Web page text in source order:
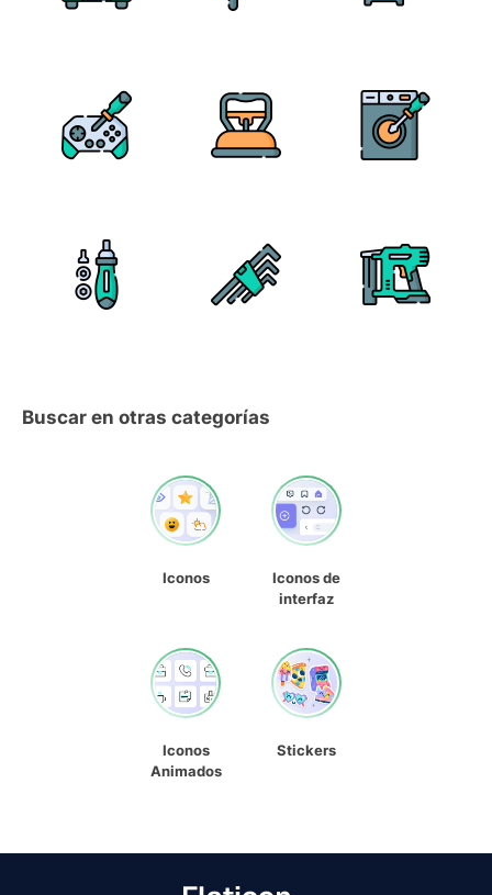
Buscar en otras categorías
Iconos
Iconos de
interfaz
Iconos
Animados
Stickers